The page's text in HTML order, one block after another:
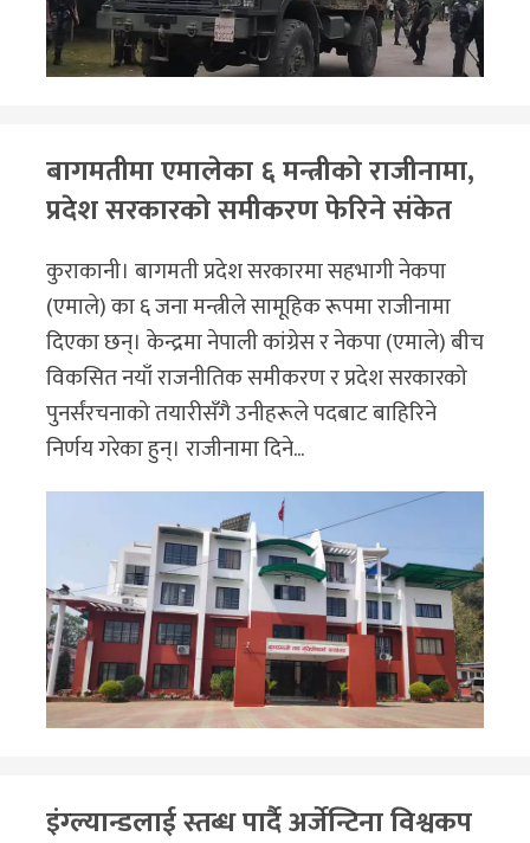
बागमतीमा एमालेका ६ मन्त्रीको राजीनामा,
प्रदेश सरकारको समीकरण फेरिने संकेत
कुराकानी। बागमती प्रदेश सरकारमा सहभागी नेकपा
(एमाले) का ६ जना मन्त्रीले सामूहिक रूपमा राजीनामा
दिएका छन्। केन्द्रमा नेपाली कांग्रेस र नेकपा (एमाले) बीच
विकसित नयाँ राजनीतिक समीकरण र प्रदेश सरकारको
पुनर्संरचनाको तयारीसँगै उनीहरूले पदबाट बाहिरिने
निर्णय गरेका हुन्। राजीनामा दिने...
इंग्ल्यान्डलाई स्तब्ध पार्दै अर्जेन्टिना विश्वकप